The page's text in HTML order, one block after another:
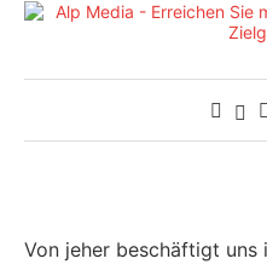
Von jeher beschäftigt uns